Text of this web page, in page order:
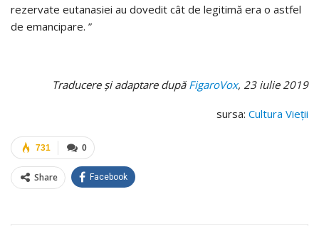
rezervate eutanasiei au dovedit cât de legitimă era o astfel
de emancipare. ”
Traducere și adaptare după FigaroVox, 23 iulie 2019
sursa: Cultura Vieții
0
731
Share Facebook